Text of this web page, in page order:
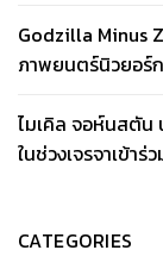
Godzilla Minus
ภาพยนตร์นิวยอร์ก
ไมเคิล จอห์นสตัน
ในช่วงเจรจาเข้า
CATEGORIES